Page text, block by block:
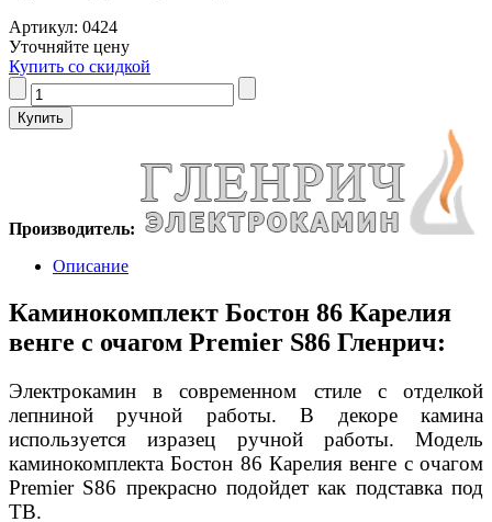
Артикул: 0424
Уточняйте цену
Купить со скидкой
Производитель:
Описание
Каминокомплект Бостон 86 Карелия
венге с очагом Premier S86 Гленрич:
Электрокамин в современном стиле с отделкой
лепниной ручной работы. В декоре камина
используется изразец ручной работы. Модель
каминокомплекта Бостон 86 Карелия венге с очагом
Premier S86 прекрасно подойдет как подставка под
ТВ.